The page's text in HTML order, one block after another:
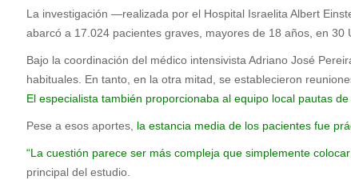
La investigación —realizada por el Hospital Israelita Albert
abarcó a 17.024 pacientes graves, mayores de 18 años, en
Bajo la coordinación del médico intensivista Adriano José
habituales. En tanto, en la otra mitad, se establecieron
El especialista también proporcionaba al equipo local pautas
Pese a esos aportes, la estancia media de los pacientes fue
“La cuestión parece ser más compleja que simplemente
principal del estudio.